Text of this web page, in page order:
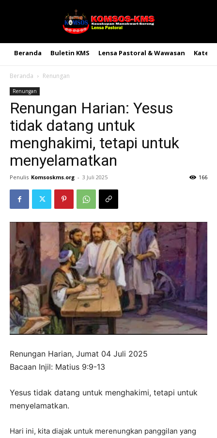
Beranda Buletin KMS Lensa Pastoral & Wawasan
Beranda Renungan
Renungan
Renungan Harian: Yesus
tidak datang untuk
menghakimi, tetapi untuk
menyelamatkan
Penulis Komsoskms.org - 3 Juli 2025 166
Renungan Harian, Jumat 04 Juli 2025
Bacaan Injil: Matius 9:9-13
Yesus tidak datang untuk menghakimi, tetapi untuk
menyelamatkan.
Hari ini, kita diajak untuk merenungkan panggilan yang